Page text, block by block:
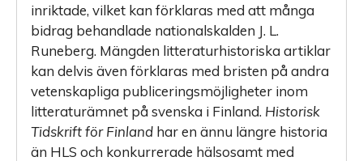
inriktade, vilket kan förklaras med att många
bidrag behandlade nationalskalden J. L.
Runeberg. Mängden litteraturhistoriska artiklar
kan delvis även förklaras med bristen på andra
vetenskapliga publiceringsmöjligheter inom
litteraturämnet på svenska i Finland. Historisk
Tidskrift för Finland har en ännu längre historia
än HLS och konkurrerade hälsosamt med